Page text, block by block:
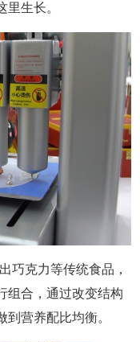
生长。
巧克力等传统食品，
组合，通过改变结构
营养配比均衡。